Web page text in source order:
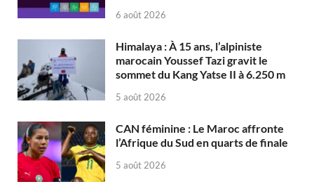
6 août 2026
Himalaya : À 15 ans, l’alpiniste
marocain Youssef Tazi gravit le
sommet du Kang Yatse II à 6.250 m
5 août 2026
CAN féminine : Le Maroc affronte
l’Afrique du Sud en quarts de finale
5 août 2026